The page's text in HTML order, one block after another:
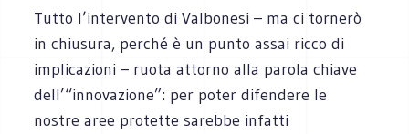
Tutto l’intervento di Valbonesi – ma ci tornerò
in chiusura, perché è un punto assai ricco di
implicazioni – ruota attorno alla parola chiave
dell’“innovazione”: per poter difendere le
nostre aree protette sarebbe infatti